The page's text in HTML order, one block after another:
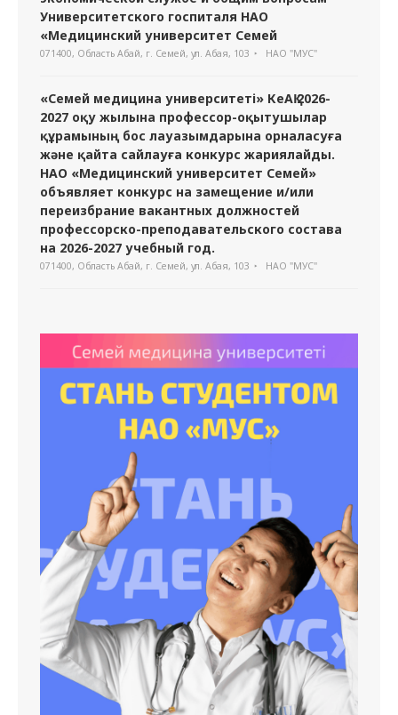
Университетского госпиталя НАО
«Медицинский университет Семей
071400, Область Абай, г. Семей, ул. Абая, 103 НАО "МУС"
«Семей медицина университеті» КеАҚ 2026-
2027 оқу жылына профессор-оқытушылар
құрамының бос лауазымдарына орналасуға
және қайта сайлауға конкурс жариялайды.
НАО «Медицинский университет Семей»
объявляет конкурс на замещение и/или
переизбрание вакантных должностей
профессорско-преподавательского состава
на 2026-2027 учебный год.
071400, Область Абай, г. Семей, ул. Абая, 103 НАО "МУС"